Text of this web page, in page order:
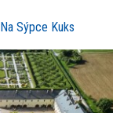
Sýpce Kuks